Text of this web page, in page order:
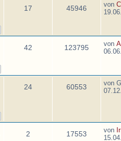
17 45946 von
42 123795 von
24 60553 von
2 17553 von